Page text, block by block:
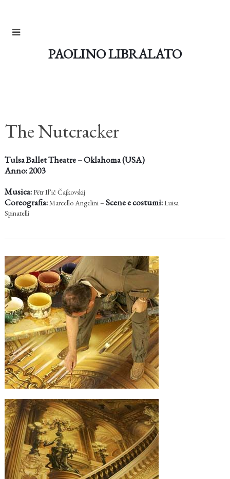
PAOLINO LIBRALATO
The Nutcracker
Tulsa Ballet Theatre – Oklahoma (USA)
Anno: 2003
Musica:Pëtr Il’ič Čajkovskij
Coreografia:Marcello Angelini – Scene e costumi:Luisa
Spinatelli